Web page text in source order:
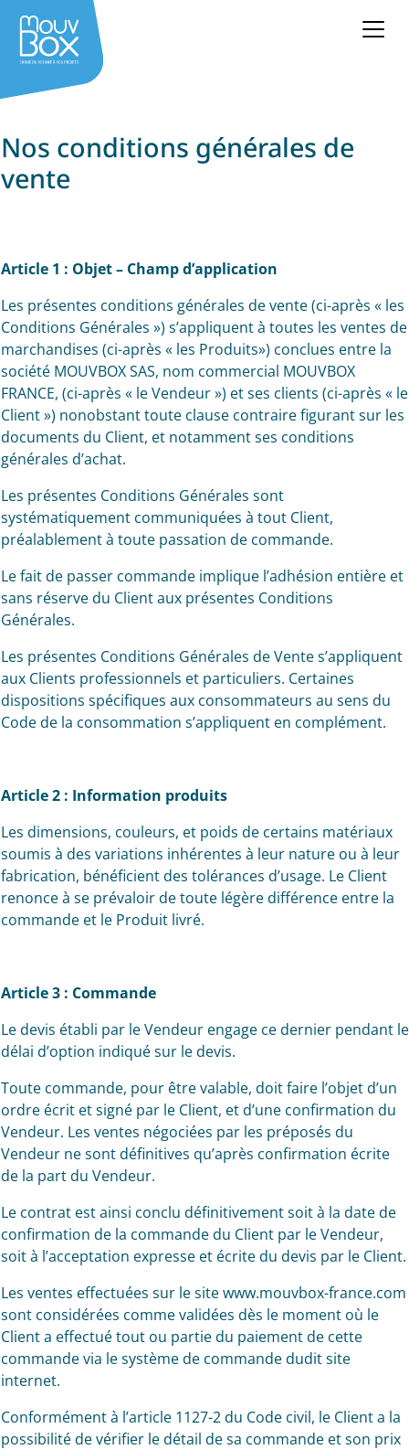
Nos conditions générales de
vente
Article 1 : Objet – Champ d’application
Les présentes conditions générales de vente (ci-après « les
Conditions Générales ») s’appliquent à toutes les ventes de
marchandises (ci-après « les Produits») conclues entre la
société MOUVBOX SAS, nom commercial MOUVBOX
FRANCE, (ci-après « le Vendeur ») et ses clients (ci-après « le
Client ») nonobstant toute clause contraire figurant sur les
documents du Client, et notamment ses conditions
générales d’achat.
Les présentes Conditions Générales sont
systématiquement communiquées à tout Client,
préalablement à toute passation de commande.
Le fait de passer commande implique l’adhésion entière et
sans réserve du Client aux présentes Conditions
Générales.
Les présentes Conditions Générales de Vente s’appliquent
aux Clients professionnels et particuliers. Certaines
dispositions spécifiques aux consommateurs au sens du
Code de la consommation s’appliquent en complément.
Article 2 : Information produits
Les dimensions, couleurs, et poids de certains matériaux
soumis à des variations inhérentes à leur nature ou à leur
fabrication, bénéficient des tolérances d’usage. Le Client
renonce à se prévaloir de toute légère différence entre la
commande et le Produit livré.
Article 3 : Commande
Le devis établi par le Vendeur engage ce dernier pendant le
délai d’option indiqué sur le devis.
Toute commande, pour être valable, doit faire l’objet d’un
ordre écrit et signé par le Client, et d’une confirmation du
Vendeur. Les ventes négociées par les préposés du
Vendeur ne sont définitives qu’après confirmation écrite
de la part du Vendeur.
Le contrat est ainsi conclu définitivement soit à la date de
confirmation de la commande du Client par le Vendeur,
soit à l’acceptation expresse et écrite du devis par le Client.
Les ventes effectuées sur le site www.mouvbox-france.com
sont considérées comme validées dès le moment où le
Client a effectué tout ou partie du paiement de cette
commande via le système de commande dudit site
internet.
Conformément à l’article 1127-2 du Code civil, le Client a la
possibilité de vérifier le détail de sa commande et son prix